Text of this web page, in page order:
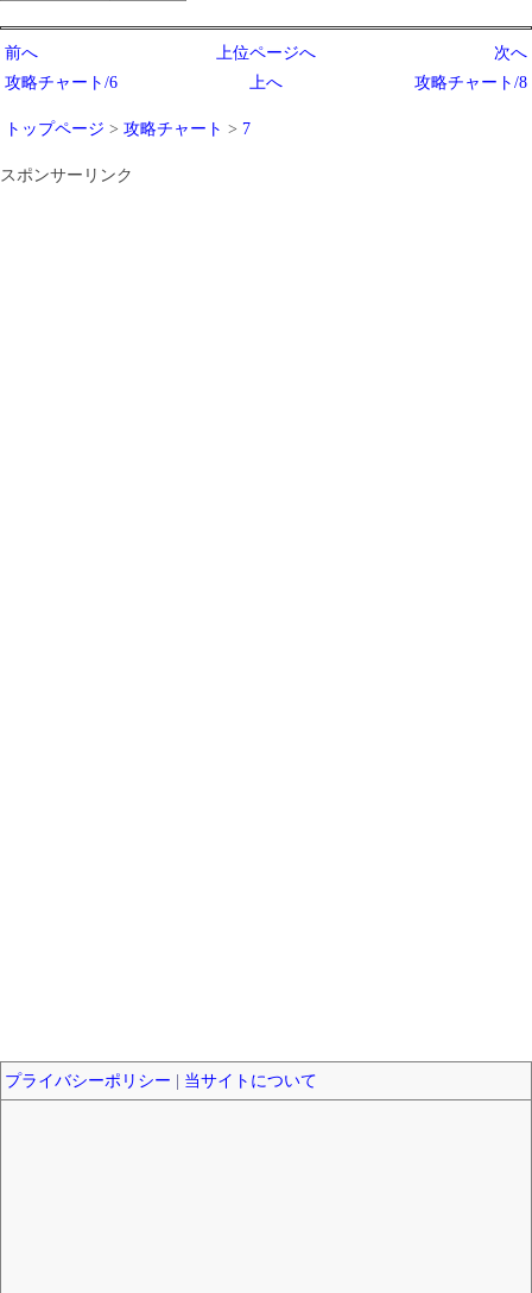
前へ
攻略チャート/6
次へ
攻略チャート/8
上位ページへ
上へ
トップページ > 攻略チャート > 7
スポンサーリンク
プライバシーポリシー 当サイトについて